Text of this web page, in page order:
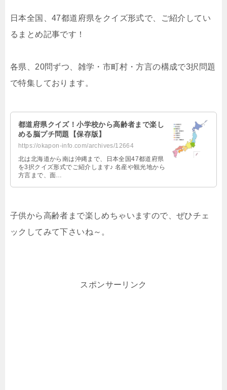
日本全国、47都道府県をクイズ形式で、ご紹介してい
るまとめ記事です！
各県、20問ずつ、雑学・市町村・方言の構成で3択問題
で特集しております。
都道府県クイズ！小学校から高齢者まで楽し
める脳プチ問題【保存版】
https://okapon-info.com/archives/12664
北は北海道から南は沖縄まで、日本全国47都道府県
を3択クイズ形式でご紹介します♪ 名産や観光地から
方言まで、面…
子供から高齢者まで楽しめちゃいますので、ぜひチェ
ックしてみて下さいね～。
スポンサーリンク